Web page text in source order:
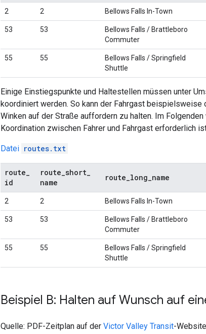
2 2 Bellows Falls In-Town
53 53
Bellows Falls / Brattleboro
Commuter
55 55
Bellows Falls / Springfield
Shuttle
Einige Einstiegspunkte und Haltestellen müssen unter
koordiniert werden. So kann der Fahrgast beispielsweise
Winken auf der Straße auffordern zu halten. Im
Koordination zwischen Fahrer und Fahrgast erforderlich
Datei routes.txt
route
id
route short
name
route long name
2 2 Bellows Falls In-Town
53 53
Bellows Falls / Brattleboro
Commuter
55 55
Bellows Falls / Springfield
Shuttle
Beispiel B: Halten auf Wunsch auf
Quelle: PDF-Zeitplan auf der Victor Valley Transit-Website